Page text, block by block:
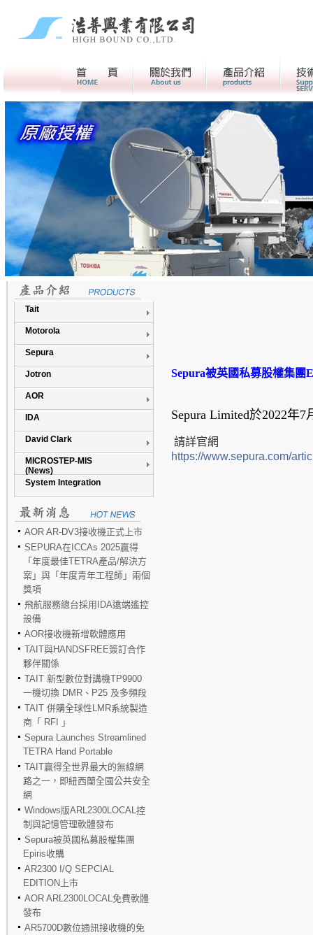
首頁 關於我們> 產品介紹
Tait
Motorola
Sepura
Jotron
AOR
IDA
David Clark
MICROSTEP-MIS
(News)
System Integration
AOR AR-DV3接收機正式上市
SEPURA在ICCAs 2025贏得
「年度最佳TETRA產品/解決方
案」與「年度青年工程師」兩個
獎項
飛航服務總台採用IDA遠端遙控
設備
AOR接收機新增軟體應用
TAIT與HANDSFREE簽訂合作
夥伴關係
TAIT 新型數位對講機TP9900
一機切換 DMR、P25 及多頻段
TAIT 併購全球性LMR系統製造
商「 RFI 」
Sepura Launches Streamlined
TETRA Hand Portable
TAIT贏得全世界最大的無線網
路之一，即紐西蘭全國公共安全
網
Windows版ARL2300LOCAL控
制與記憶管理軟體發布
Sepura被英國私募股權集團
Epiris收購
AR2300 I/Q SEPCIAL
EDITION上市
AOR ARL2300LOCAL免費軟體
發布
AR5700D數位通訊接收機的免
Sepura被英國私募股權集團
Sepura Limited於2022年7
請詳官網
https://www.sepura.com/